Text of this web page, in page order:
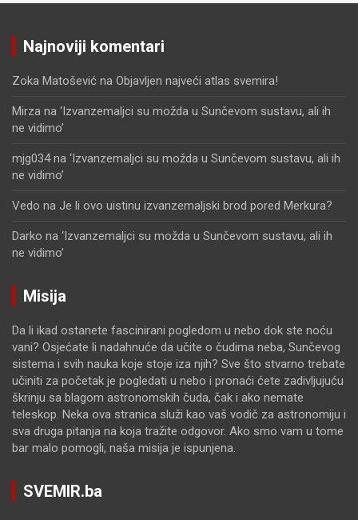
Najnoviji komentari
Zoka Matošević na Objavljen najveći atlas svemira!
Mirza na ‘Izvanzemaljci su možda u Sunčevom sustavu, ali ih
ne vidimo’
mjg034na ‘Izvanzemaljci su možda u Sunčevom sustavu, ali ih
ne vidimo’
Vedo na Je li ovo uistinu izvanzemaljski brod pored Merkura?
Darko na ‘Izvanzemaljci su možda u Sunčevom sustavu, ali ih
ne vidimo’
Misija
Da li ikad ostanete fascinirani pogledom u nebo dok ste noću
vani? Osjećate li nadahnuće da učite o čudima neba, Sunčevog
sistema i svih nauka koje stoje iza njih? Sve što stvarno trebate
učiniti za početak je pogledati u nebo i pronaći ćete zadivljujuću
škrinju sa blagom astronomskih čuda, čak i ako nemate
teleskop. Neka ova stranica služi kao vaš vodič za astronomiju i
sva druga pitanja na koja tražite odgovor. Ako smo vam u tome
bar malo pomogli, naša misija je ispunjena.
SVEMIR.ba